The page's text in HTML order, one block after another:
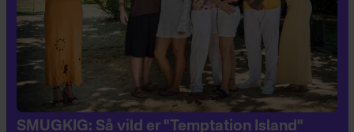
SMUGKIG: Så vild er "Temptation Island"